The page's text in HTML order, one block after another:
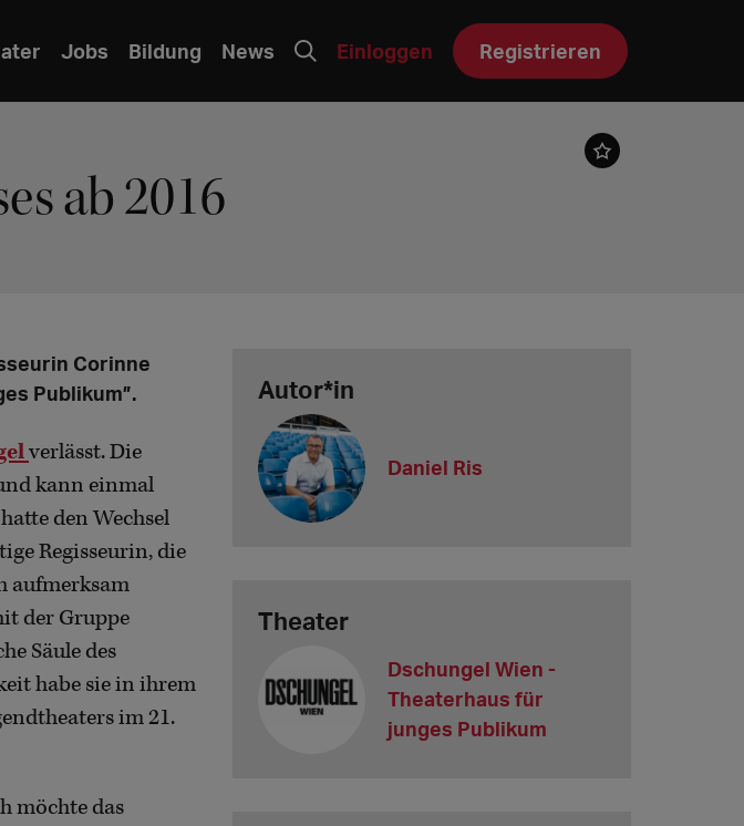
Jobs Bildung News Einloggen Registrieren
ab 2016
Corinne
Publikum”.
verlässt. Die
kann einmal
den Wechsel
Regisseurin, die
aufmerksam
der Gruppe
Säule des
habe sie in ihrem
im 21.
möchte das
Autor*in
Daniel Ris
Theater
Dschungel Wien -
Theaterhaus für
junges Publikum